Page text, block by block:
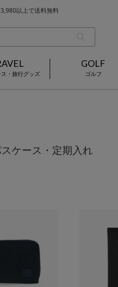
沖縄・離島を除く)
ス・旅行グッズ
GOLF
ゴルフ
ケース・定期入れ